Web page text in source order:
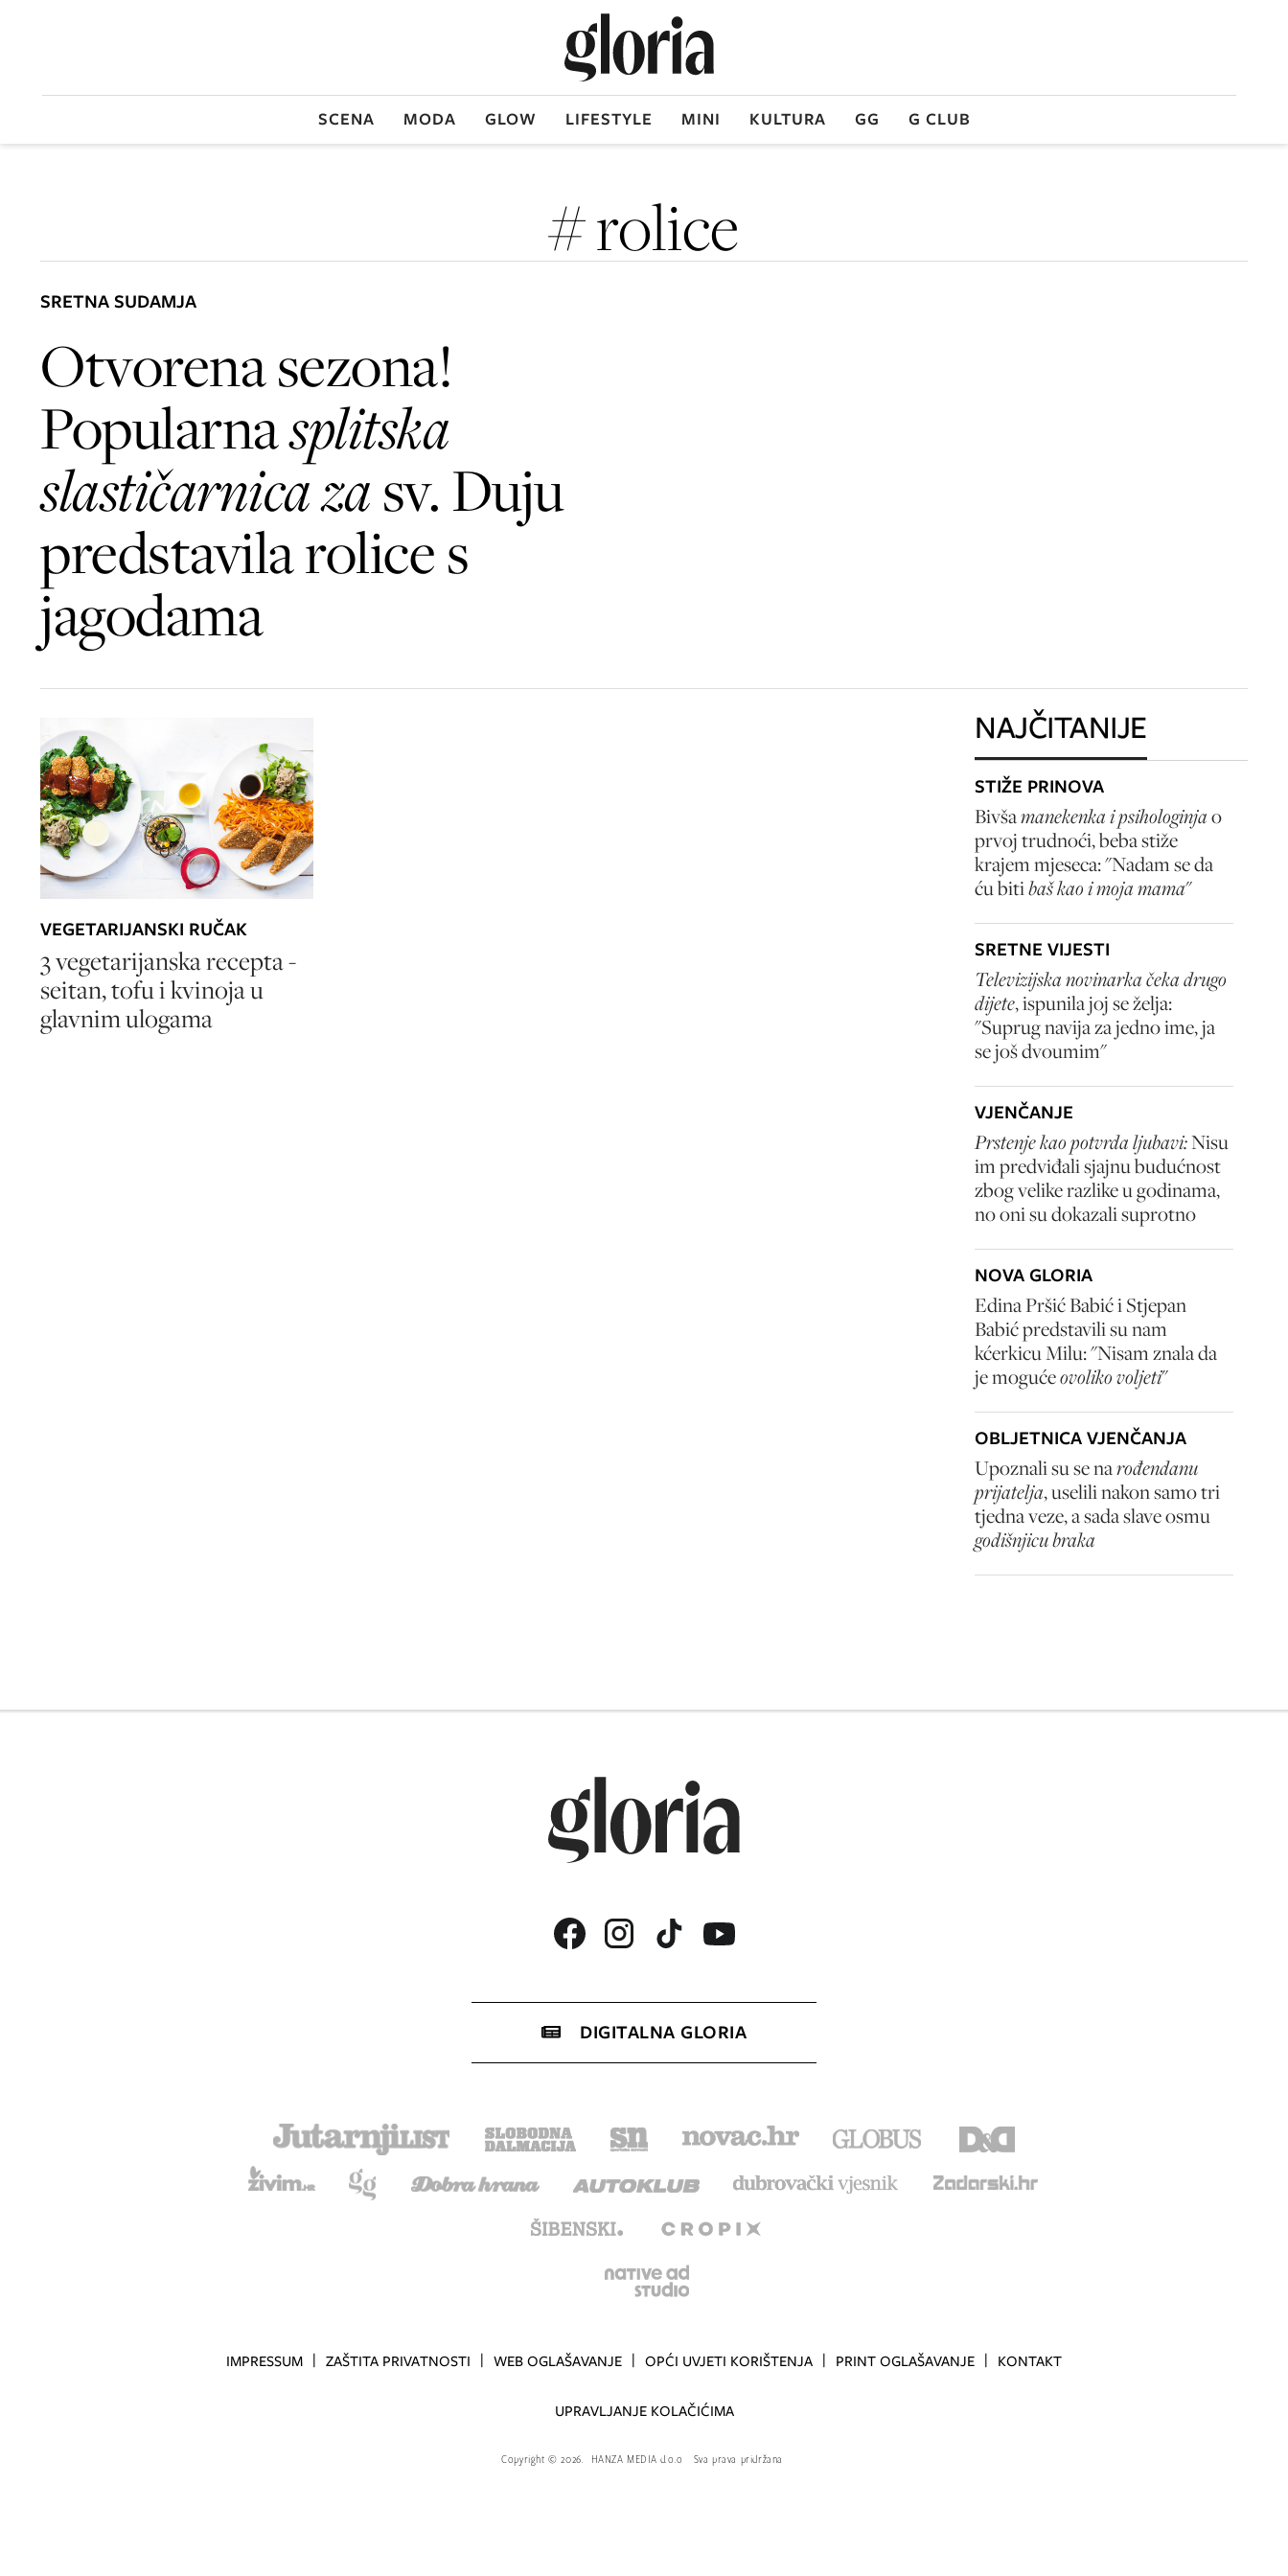
SCENA MODA GLOW LIFESTYLE MINI KULTURA GG G CLUB
# rolice
SRETNA SUDAMJA
Otvorena sezona!
Popularnasplitska
slastičarnica zasv. Duju
predstavila rolice s
jagodama
VEGETARIJANSKI RUČAK
3 vegetarijanska recepta -
seitan, tofu i kvinoja u
glavnim ulogama
NAJČITANIJE
STIŽE PRINOVA
Bivšamanekenka i psihologinjao
prvoj trudnoći, beba stiže
krajem mjeseca: "Nadam se da
ću bitibaš kao i moja mama"
SRETNE VIJESTI
Televizijska novinarka čeka drugo
dijete, ispunila joj se želja:
"Suprug navija za jedno ime, ja
se još dvoumim"
VJENČANJE
Prstenje kao potvrda ljubavi:Nisu
im predviđali sjajnu budućnost
zbog velike razlike u godinama,
no oni su dokazali suprotno
NOVA GLORIA
Edina Pršić Babić i Stjepan
Babić predstavili su nam
kćerkicu Milu: "Nisam znala da
je mogućeovoliko voljeti"
OBLJETNICA VJENČANJA
Upoznali su se narođendanu
prijatelja, uselili nakon samo tri
tjedna veze, a sada slave osmu
godišnjicu braka
DIGITALNA GLORIA
IMPRESSUM ZAŠTITA PRIVATNOSTI WEB OGLAŠAVANJE OPĆI UVJETI KORIŠTENJA PRINT OGLAŠAVANJE KONTAKT
UPRAVLJANJE KOLAČIĆIMA
Copyright© 2026. HANZA MEDIA d.o.o Sva prava pridržana